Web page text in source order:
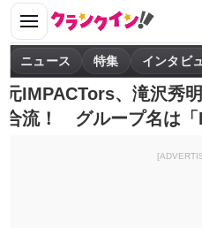
ニュース 特集 インタビ
元IMPACTors、滝沢秀
合流！ グループ名は「